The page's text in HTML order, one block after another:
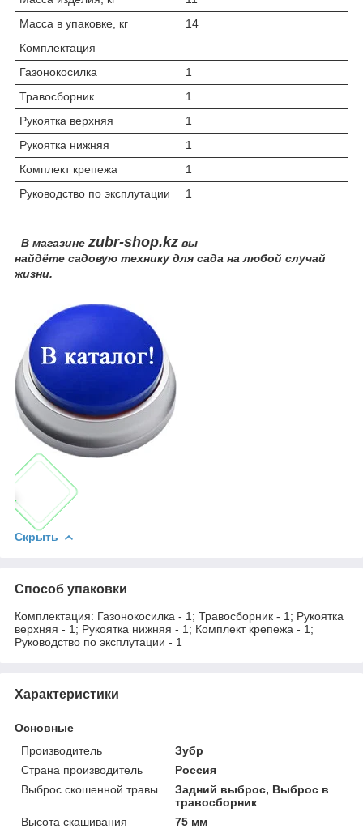
Масса в упаковке, кг
14
Комплектация
Газонокосилка
1
Травосборник
1
Рукоятка верхняя
1
Рукоятка нижняя
1
Комплект крепежа
1
Руководство по эксплутации
1
В магазине zubr-shop.kz вы
найдёте садовую технику для сада на любой случай
жизни.
Скрыть
Способ упаковки
Комплектация: Газонокосилка - 1; Травосборник - 1; Рукоятка
верхняя - 1; Рукоятка нижняя - 1; Комплект крепежа - 1;
Руководство по эксплутации - 1
Характеристики
Основные
Производитель
Зубр
Страна производитель
Россия
Выброс скошенной травы
Задний выброс, Выброс в
травосборник
Высота скашивания
75 мм